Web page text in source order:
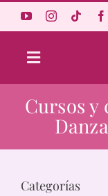
Toggle
Cursos y
Categorías